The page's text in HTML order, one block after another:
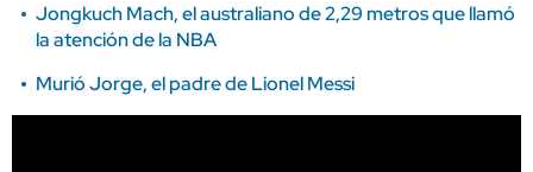
Jongkuch Mach, el australiano de 2,29 metros que llamó
la atención de la NBA
Murió Jorge, el padre de Lionel Messi